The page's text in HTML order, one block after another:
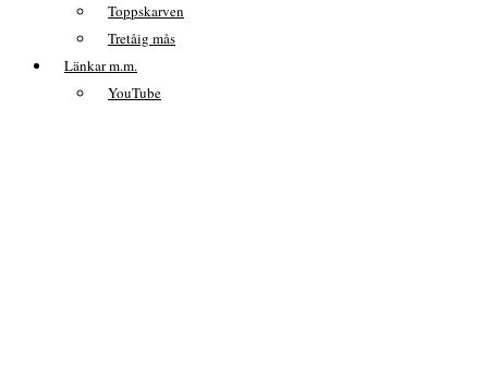
Toppskarven
Tretåig mås
Länkar m.m.
YouTube